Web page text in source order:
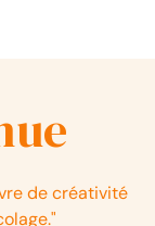
de créativité